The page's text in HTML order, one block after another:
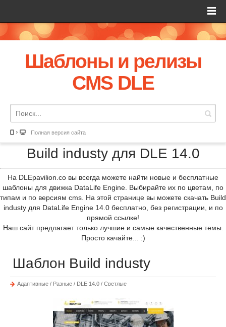
Шаблоны и релизы
CMS DLE
Полная версия сайта
Build industy для DLE 14.0
На DLEpavilion.co вы всегда можете найти новые и бесплатные
шаблоны для движка DataLife Engine. Выбирайте их по цветам, по
типам и по версиям cms. На этой странице вы можете скачать Build
industy для DataLife Engine 14.0 бесплатно, без регистрации, и по
прямой ссылке!
Наш сайт предлагает только лучшие и самые качественные темы.
Просто качайте... :)
Шаблон Build industy
Адаптивные / Разные / DLE 14.0 / Светлые